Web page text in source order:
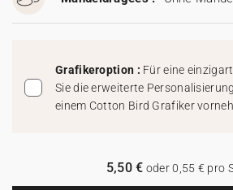
Grafikeroption : Für eine
Sie die erweiterte
einem Cotton Bird Grafiker
5,50 € oder 0,55 € pro